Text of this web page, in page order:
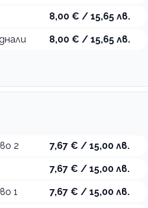
8,00 € / 15,65 лв.
8,00 € / 15,65 лв.
2 7,67 € / 15,00 лв.
7,67 € / 15,00 лв.
1 7,67 € / 15,00 лв.